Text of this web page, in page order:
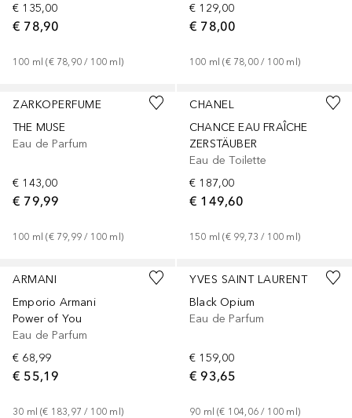
€ 135,00
€ 78,90
100 ml (€ 78,90 / 100 ml)
€ 129,00
€ 78,00
100 ml (€ 78,00 / 100 ml)
ZARKOPERFUME
THE MUSE
Eau de Parfum
€ 143,00
€ 79,99
100 ml (€ 79,99 / 100 ml)
CHANEL
CHANCE EAU FRAÎCHE
ZERSTÄUBER
Eau de Toilette
€ 187,00
€ 149,60
150 ml (€ 99,73 / 100 ml)
ARMANI
Emporio Armani
Power of You
Eau de Parfum
€ 68,99
€ 55,19
30 ml (€ 183,97 / 100 ml)
YVES SAINT LAURENT
Black Opium
Eau de Parfum
€ 159,00
€ 93,65
90 ml (€ 104,06 / 100 ml)